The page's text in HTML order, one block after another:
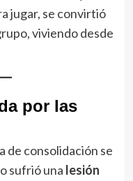
jugar, se convirtió
viviendo desde
por las
de consolidación se
sufrió una lesión